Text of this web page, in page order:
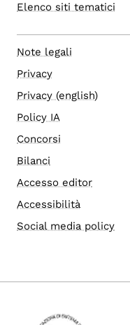
Elenco siti tematici
Note legali
Privacy
Privacy (english)
Policy IA
Concorsi
Bilanci
Accesso editor
Accessibilità
Social media policy